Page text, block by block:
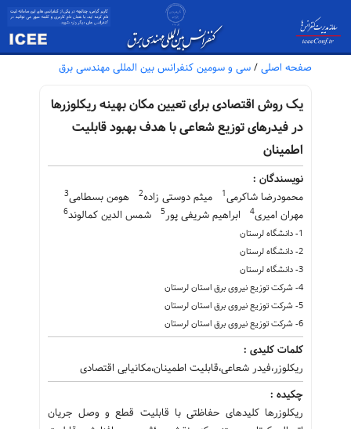
صفحه اصلی / سی و سومین کنفرانس بین المللی مهندسی برق
یک روش اقتصادی برای تعیین مکان بهینه ریکلوزرها
در فیدرهای توزیع شعاعی با هدف بهبود قابلیت
اطمینان
نویسندگان :
محمودرضا شاکرمی1 میثم دوستی زاده2 هومن بسطامی3
مهران امیری4 ابراهیم شریفی پور 5 شمس الدین کمالوند6
1- دانشگاه لرستان
2- دانشگاه لرستان
3- دانشگاه لرستان
4- شرکت توزیع نیروی برق استان لرستان
5- شرکت توزیع نیروی برق استان لرستان
6- شرکت توزیع نیروی برق استان لرستان
کلمات کلیدی :
ریکلوزر،فیدر شعاعی،قابلیت اطمینان،مکان‏یابی اقتصادی
چکیده :
ریکلوزرها کلیدهای حفاظتی با قابلیت قطع و وصل جریان